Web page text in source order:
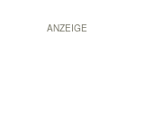
ANZEIGE